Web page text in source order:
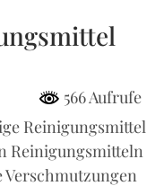
566 Aufrufe
Reinigungsmittel
Reinigungsmitteln
Verschmutzungen